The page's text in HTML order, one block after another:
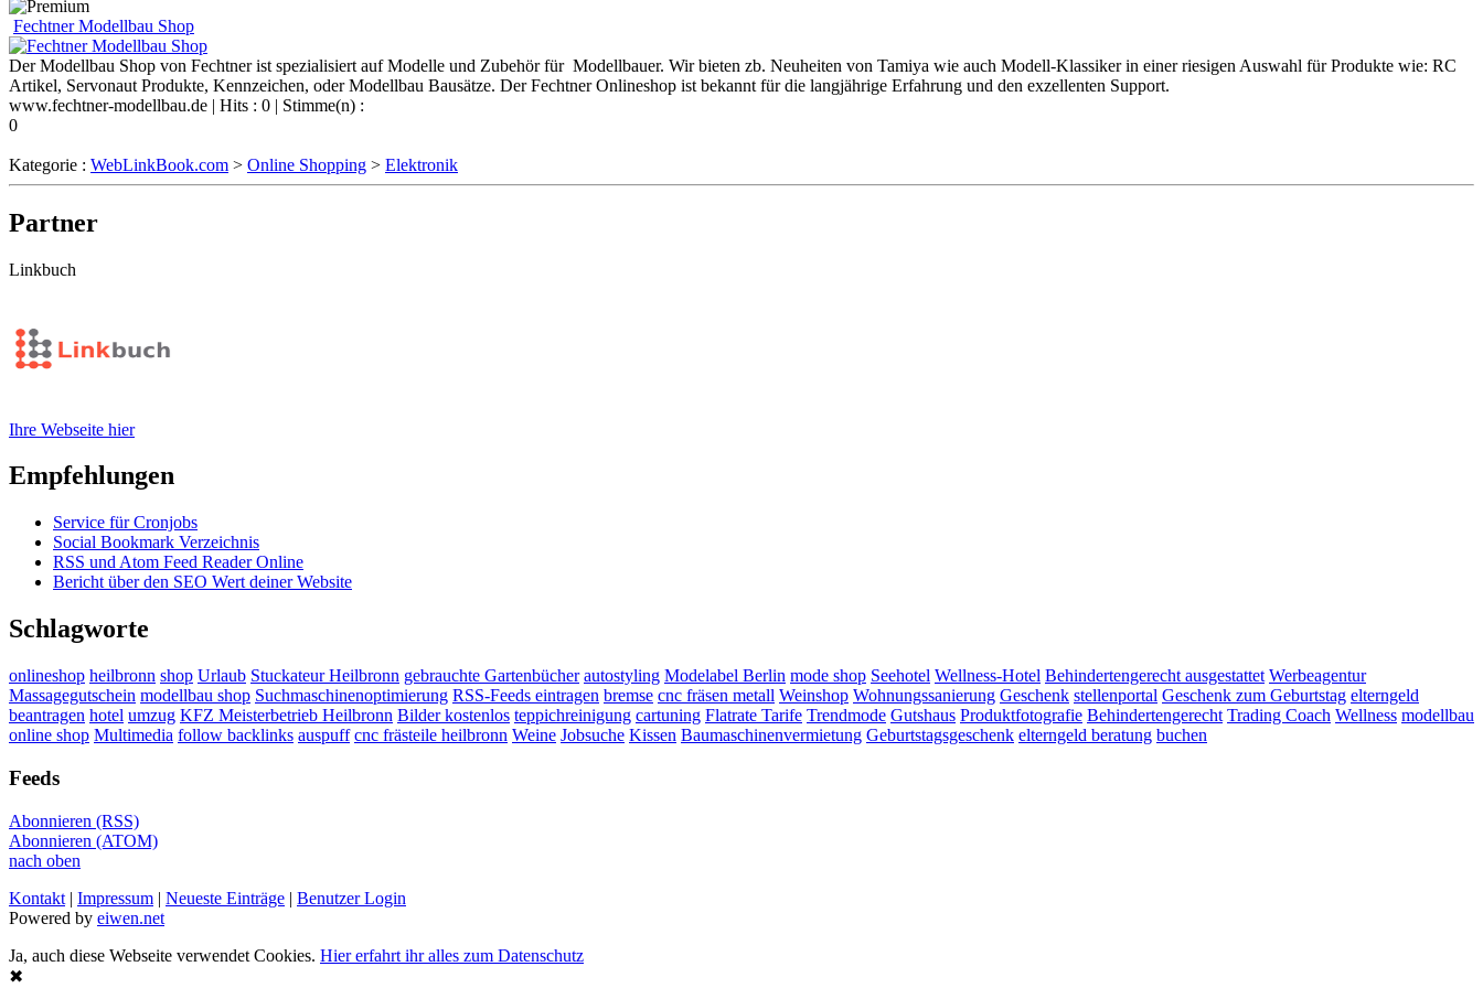
Fechtner Modellbau Shop
Der Modellbau Shop von Fechtner ist spezialisiert auf Modelle und Zubehör für Modellbauer. Wir bieten zb. Neuheiten von Tamiya wie auch Modell-Klassiker in einer riesigen Auswahl für Produkte wie: RC
Artikel, Servonaut Produkte, Kennzeichen, oder Modellbau Bausätze. Der Fechtner Onlineshop ist bekannt für die langjährige Erfahrung und den exzellenten Support.
www.fechtner-modellbau.de | Hits : 0 | Stimme(n) :
0
Kategorie : WebLinkBook.com > Online Shopping > Elektronik
Partner
Linkbuch
Ihre Webseite hier
Empfehlungen
Service für Cronjobs
Social Bookmark Verzeichnis
RSS und Atom Feed Reader Online
Bericht über den SEO Wert deiner Website
Schlagworte
onlineshop heilbronn shop Urlaub Stuckateur Heilbronn gebrauchte Gartenbücher autostyling Modelabel Berlin mode shop Seehotel Wellness-Hotel Behindertengerecht ausgestattet Werbeagentur
Massagegutschein modellbau shop Suchmaschinenoptimierung RSS-Feeds eintragen bremse cnc fräsen metall Weinshop Wohnungssanierung Geschenk stellenportal Geschenk zum Geburtstag elterngeld
beantragen hotel umzug KFZ Meisterbetrieb Heilbronn Bilder kostenlos teppichreinigung cartuning Flatrate Tarife Trendmode Gutshaus Produktfotografie Behindertengerecht Trading Coach Wellness modellbau
online shop Multimedia follow backlinks auspuff cnc frästeile heilbronn Weine Jobsuche Kissen Baumaschinenvermietung Geburtstagsgeschenk elterngeld beratung buchen
Feeds
Abonnieren (RSS)
Abonnieren (ATOM)
nach oben
Kontakt | Impressum | Neueste Einträge | Benutzer Login
Powered by eiwen.net
Ja, auch diese Webseite verwendet Cookies. Hier erfahrt ihr alles zum Datenschutz
✖